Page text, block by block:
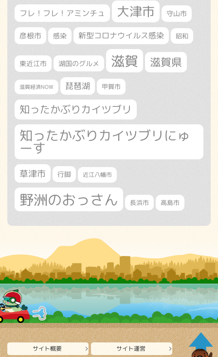
フレ！フレ！アミンチュ 大津市 守山市
彦根市 感染 新型コロナウイルス感染 昭和
東近江市 湖国のグルメ 滋賀 滋賀県
滋賀経済NOW 琵琶湖 甲賀市
知ったかぶりカイツブリ
知ったかぶりカイツブリにゅ
ーす
草津市 行脚 近江八幡市
野洲のおっさん 長浜市 高島市
サイト概要 サイト運営